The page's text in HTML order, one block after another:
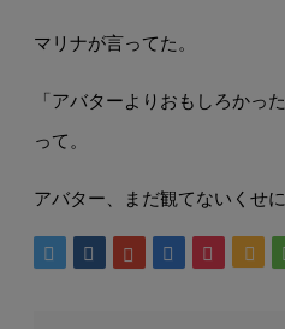
マリナが言ってた。
「アバターよりおもしろかった
って。
アバター、まだ観てないくせに